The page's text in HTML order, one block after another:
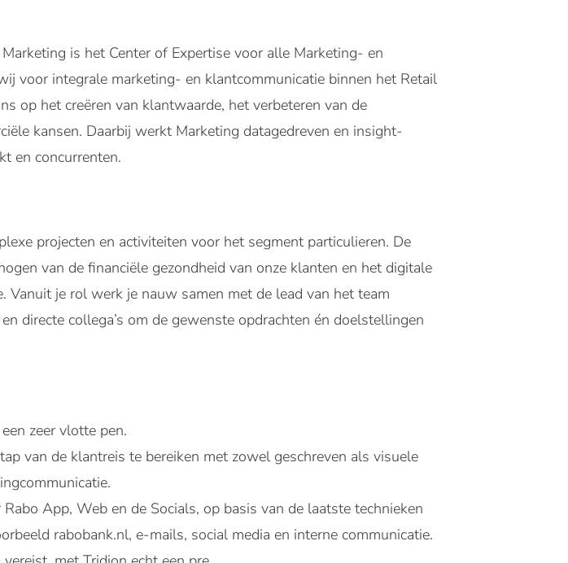
is het Center of Expertise voor alle Marketing- en
voor integrale marketing- en klantcommunicatie binnen het Retail
op het creëren van klantwaarde, het verbeteren van de
kansen. Daarbij werkt Marketing datagedreven en insight-
en concurrenten.
projecten en activiteiten voor het segment particulieren. De
van de financiële gezondheid van onze klanten en het digitale
Vanuit je rol werk je nauw samen met de lead van het team
directe collega’s om de gewenste opdrachten én doelstellingen
zeer vlotte pen.
van de klantreis te bereiken met zowel geschreven als visuele
App, Web en de Socials, op basis van de laatste technieken
rabobank.nl, e-mails, social media en interne communicatie.